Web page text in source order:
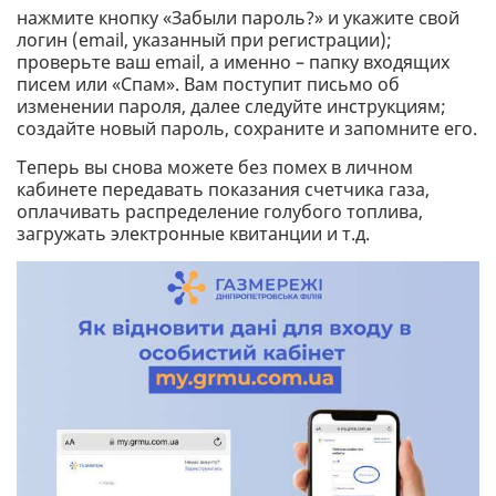
нажмите кнопку «Забыли пароль?» и укажите свой
логин (email, указанный при регистрации);
проверьте ваш email, а именно – папку входящих
писем или «Спам». Вам поступит письмо об
изменении пароля, далее следуйте инструкциям;
создайте новый пароль, сохраните и запомните его.
Теперь вы снова можете без помех в личном
кабинете передавать показания счетчика газа,
оплачивать распределение голубого топлива,
загружать электронные квитанции и т.д.